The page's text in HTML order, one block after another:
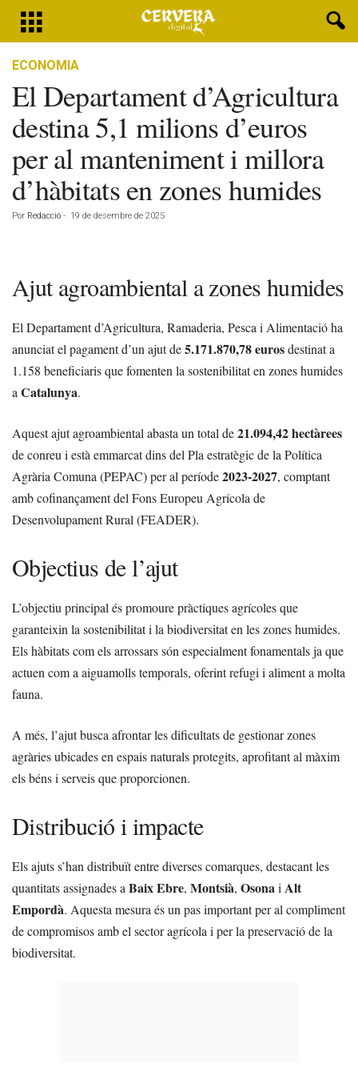
ECONOMIA
El Departament d’Agricultura
destina 5,1 milions d’euros
per al manteniment i millora
d’hàbitats en zones humides
Por Redacció - 19 de desembre de 2025
Ajut agroambiental a zones humides
El Departament d’Agricultura, Ramaderia, Pesca i Alimentació ha
anunciat el pagament d’un ajut de5.171.870,78 eurosdestinat a
1.158 beneficiaris que fomenten la sostenibilitat en zones humides
a Catalunya.
Aquest ajut agroambiental abasta un total de21.094,42 hectàrees
de conreu i està emmarcat dins del Pla estratègic de la Política
Agrària Comuna (PEPAC) per al període2023-2027, comptant
amb cofinançament del Fons Europeu Agrícola de
Desenvolupament Rural (FEADER).
Objectius de l’ajut
L’objectiu principal és promoure pràctiques agrícoles que
garanteixin la sostenibilitat i la biodiversitat en les zones humides.
Els hàbitats com els arrossars són especialment fonamentals ja que
actuen com a aiguamolls temporals, oferint refugi i aliment a molta
fauna.
A més, l’ajut busca afrontar les dificultats de gestionar zones
agràries ubicades en espais naturals protegits, aprofitant al màxim
els béns i serveis que proporcionen.
Distribució i impacte
Els ajuts s’han distribuït entre diverses comarques, destacant les
quantitats assignades a Baix Ebre, Montsià, Osonai Alt
Empordà. Aquesta mesura és un pas important per al compliment
de compromisos amb el sector agrícola i per la preservació de la
biodiversitat.